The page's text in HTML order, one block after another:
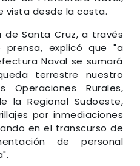
vista desde la costa.
Santa Cruz, a través
explicó que "a
Naval se sumará
terrestre nuestro
Operaciones Rurales,
la Regional Sudoeste,
por inmediaciones
en el transcurso de
de personal